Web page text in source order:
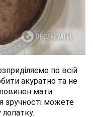
по всій
акуратно та не
мати
зручності можете